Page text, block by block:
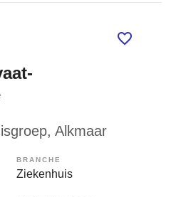
, Alkmaar
BRANCHE
Ziekenhuis